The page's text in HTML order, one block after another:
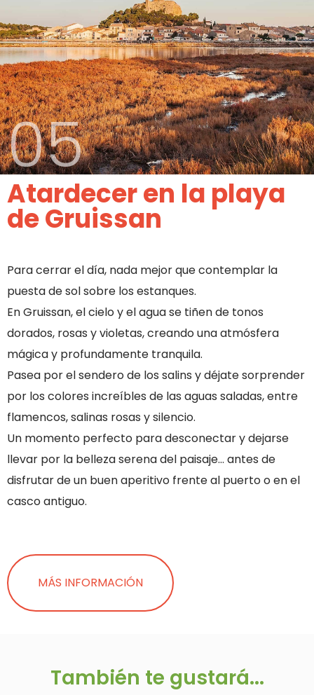
05
Atardecer en la playa
de Gruissan
Para cerrar el día, nada mejor que contemplar la
puesta de sol sobre los estanques.
En Gruissan, el cielo y el agua se tiñen de tonos
dorados, rosas y violetas, creando una atmósfera
mágica y profundamente tranquila.
Pasea por el sendero de los salins y déjate sorprender
por los colores increíbles de las aguas saladas, entre
flamencos, salinas rosas y silencio.
Un momento perfecto para desconectar y dejarse
llevar por la belleza serena del paisaje… antes de
disfrutar de un buen aperitivo frente al puerto o en el
casco antiguo.
MÁS INFORMACIÓN
También te gustará...